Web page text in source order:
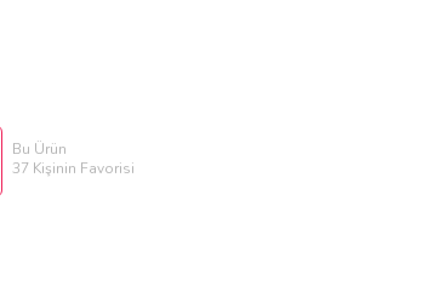
Bu Ürün
37 Kişinin Favorisi